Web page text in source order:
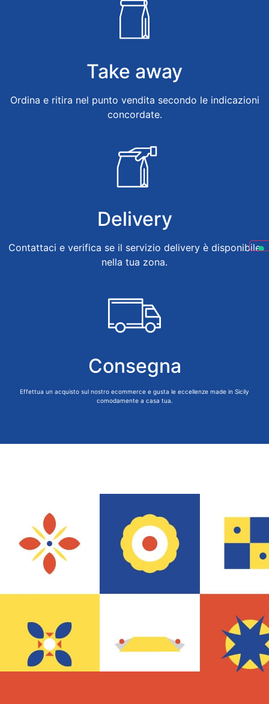
Take away
Ordina e ritira nel punto vendita secondo le indicazioni
concordate.
Delivery
Contattaci e verifica se il servizio delivery è disponibile
nella tua zona.
Consegna
Effettua un acquisto sul nostro ecommerce e gusta le eccellenze made in Sicily
comodamente a casa tua.